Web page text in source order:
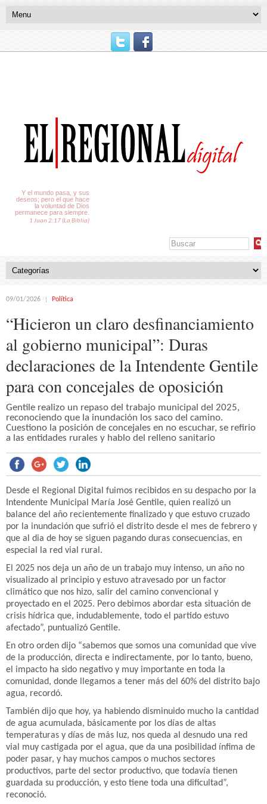
Y el mundo pasa, y sus
deseos; pero el que hace
la voluntad de Dios
permanece para siempre.
1 Juan 2:17 (La Biblia)
09/01/2026 Política
“Hicieron un claro desfinanciamiento
al gobierno municipal”: Duras
declaraciones de la Intendente Gentile
para con concejales de oposición
Gentile realizo un repaso del trabajo municipal del 2025,
reconociendo que la inundación los saco del camino.
Cuestiono la posición de concejales en no escuchar, se refirio
a las entidades rurales y hablo del relleno sanitario
Desde el Regional Digital fuimos recibidos en su despacho por la
Intendente Municipal María José Gentile, quien realizó un
balance del año recientemente finalizado y que estuvo cruzado
por la inundación que sufrió el distrito desde el mes de febrero y
que al dia de hoy se siguen pagando duras consecuencias, en
especial la red vial rural.
El 2025 nos deja un año de un trabajo muy intenso, un año no
visualizado al principio y estuvo atravesado por un factor
climático que nos hizo, salir del camino convencional y
proyectado en el 2025. Pero debimos abordar esta situación de
crisis hídrica que, indudablemente, todo el partido estuvo
afectado”, puntualizó Gentile.
En otro orden dijo “sabemos que somos una comunidad que vive
de la producción, directa e indirectamente, por lo tanto, bueno,
el impacto ha sido negativo y muy importante en toda la
comunidad, donde llegamos a tener más del 60% del distrito bajo
agua, recordó.
También dijo que hoy, ya habiendo disminuido mucho la cantidad
de agua acumulada, básicamente por los días de altas
temperaturas y días de más luz, nos queda al desnudo una red
vial muy castigada por el agua, que da una posibilidad ínfima de
poder pasar, y hay muchos campos o muchos sectores
productivos, parte del sector productivo, que todavía tienen
guardada su producción, y esto tiene toda una dificultad”,
reconoció.